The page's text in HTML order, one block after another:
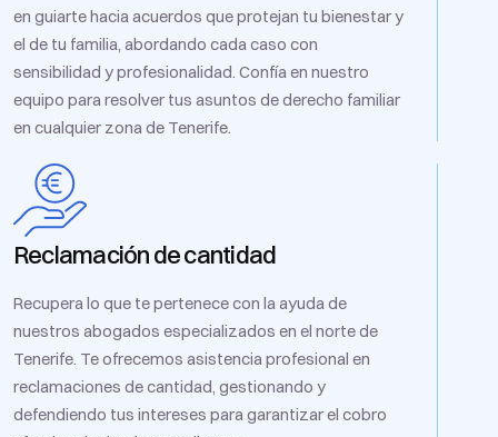
en guiarte hacia acuerdos que protejan tu bienestar y
el de tu familia, abordando cada caso con
sensibilidad y profesionalidad. Confía en nuestro
equipo para resolver tus asuntos de derecho familiar
en cualquier zona de Tenerife.
Reclamación de cantidad
Recupera lo que te pertenece con la ayuda de
nuestros abogados especializados en el norte de
Tenerife. Te ofrecemos asistencia profesional en
reclamaciones de cantidad, gestionando y
defendiendo tus intereses para garantizar el cobro